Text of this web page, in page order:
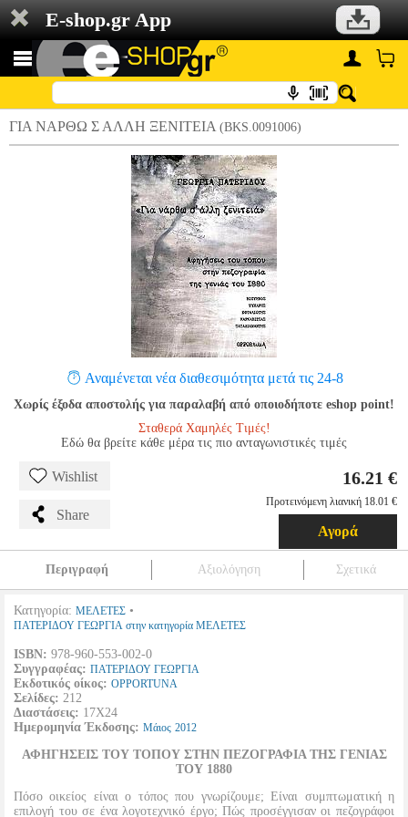
E-shop.gr App
ΓΙΑ ΝΑΡΘΩ Σ ΑΛΛΗ ΞΕΝΙΤΕΙΑ (BKS.0091006)
Αναμένεται νέα διαθεσιμότητα μετά τις 24-8
Χωρίς έξοδα αποστολής για παραλαβή από οποιοδήποτε eshop point!
Σταθερά Χαμηλές Τιμές!
Εδώ θα βρείτε κάθε μέρα τις πιο ανταγωνιστικές τιμές
Wishlist
Share
16.21 €
Προτεινόμενη λιανική 18.01 €
Αγορά
Περιγραφή Αξιολόγηση Σχετικά
Κατηγορία: ΜΕΛΕΤΕΣ •
ΠΑΤΕΡΙΔΟΥ ΓΕΩΡΓΙΑ στην κατηγορία ΜΕΛΕΤΕΣ
ISBN: 978-960-553-002-0
Συγγραφέας: ΠΑΤΕΡΙΔΟΥ ΓΕΩΡΓΙΑ
Εκδοτικός οίκος: OPPORTUNA
Σελίδες: 212
Διαστάσεις: 17Χ24
Ημερομηνία Έκδοσης: Μάιος 2012
ΑΦΗΓΗΣΕΙΣ ΤΟΥ ΤΟΠΟΥ ΣΤΗΝ ΠΕΖΟΓΡΑΦΙΑ ΤΗΣ ΓΕΝΙΑΣ
ΤΟΥ 1880
Πόσο οικείος είναι ο τόπος που γνωρίζουμε; Είναι συμπτωματική η
επιλογή του σε ένα λογοτεχνικό έργο; Πώς προσέγγισαν οι πεζογράφοι